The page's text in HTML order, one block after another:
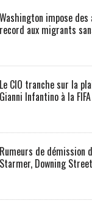
Washington impose des
record aux migrants
Le CIO tranche sur la
Gianni Infantino à la FIFA
Rumeurs de démission
Starmer, Downing